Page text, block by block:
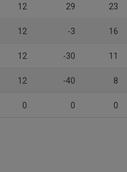
12 29 23
12 -3 16
12 -30 11
12 -40 8
0 0 0